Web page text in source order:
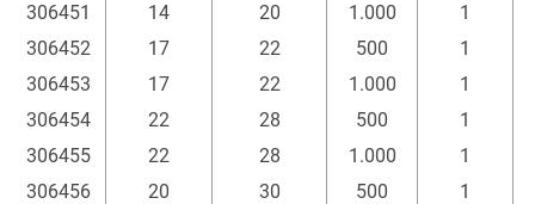
306451
14 20 1.000 1
306452
17 22 500 1
306453
17 22 1.000 1
306454
22 28 500 1
306455
22 28 1.000 1
306456
20 30 500 1